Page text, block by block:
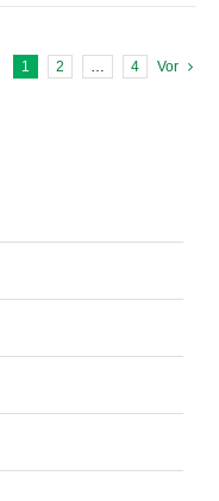
1 2 4 Vor